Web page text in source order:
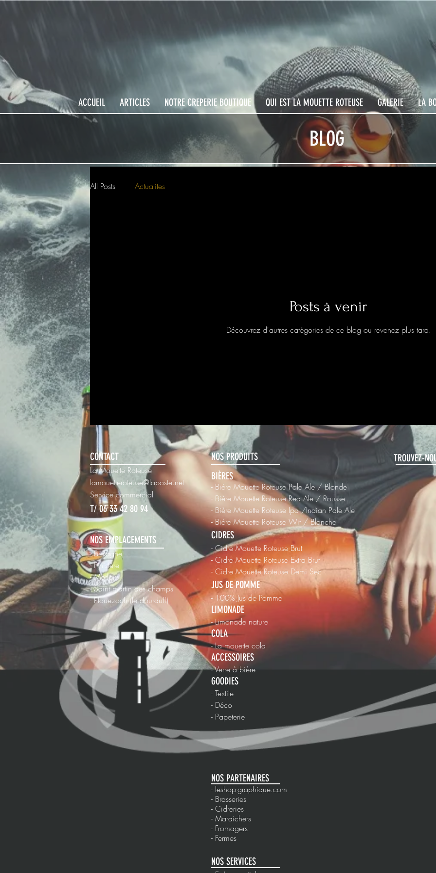
ACCUEIL ARTICLES NOTRE CREPERIE BOUTIQUE QUI EST LA MOUETTE ROTEUSE GALERIE LA
BLOG
All Posts Actualites
Posts à venir
Découvrez d'autres catégories de ce blog ou revenez plus tard.
CONTACT
La Mouette Roteuse
lamouetteroteuse@laposte.net
Service commercial
T/ 06 33 42 80 94
NOS EMPLACEMENTS
- Bretagne
- Finistère
- Morlaix
- Saint martin des champs
-Plouezoch (le dourduff)
NOS PRODUITS
BIÈRES
- Bière Mouette Roteuse Pale Ale / Blonde
- Bière Mouette Roteuse Red Ale / Rousse
- Bière Mouette Roteuse Ipa /Indian Pale Ale
- Bière Mouette Roteuse Wit / Blanche
CIDRES
- Cidre Mouette Roteuse Brut
- Cidre Mouette Roteuse Extra Brut
- Cidre Mouette Roteuse Demi Sec
JUS DE POMME
- 100% Jus de Pomme
LIMONADE
- Limonade nature
COLA
- La mouette cola
ACCESSOIRES
- Verre à bière
GOODIES
- Textile
- Déco
- Papeterie
TROUVEZ-
NOS PARTENAIRES
- leshop-graphique.com
- Brasseries
- Cidreries
- Maraichers
- Fromagers
- Fermes
NOS SERVICES